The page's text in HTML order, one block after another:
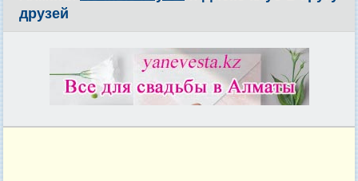
друзей